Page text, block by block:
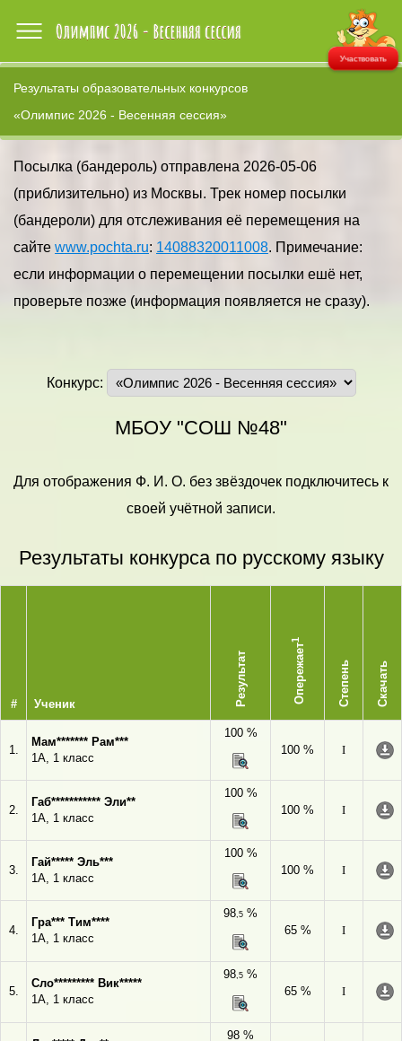
Участвовать
Результаты образовательных конкурсов
«Олимпис 2026 - Весенняя сессия»
Посылка (бандероль) отправлена 2026-05-06
(приблизительно) из Москвы. Трек номер посылки
(бандероли) для отслеживания её перемещения на
сайте www.pochta.ru: 14088320011008. Примечание:
если информации о перемещении посылки ешё нет,
проверьте позже (информация появляется не сразу).
Конкурс:
МБОУ "СОШ №48"
Для отображения Ф. И. О. без звёздочек подключитесь к
своей учётной записи.
Результаты конкурса по русскому языку
# Ученик Результат Опережает
1
Степень Скачать
1.
Мам******* Рам***
1А, 1 класс
100 %
100 %
I
2.
Габ*********** Эли**
1А, 1 класс
100 %
100 %
I
3.
Гай***** Эль***
1А, 1 класс
100 %
100 %
I
4.
Гра*** Тим****
1А, 1 класс
98,5 %
65 %
I
5.
Сло********* Вик*****
1А, 1 класс
98,5 %
65 %
I
98 %